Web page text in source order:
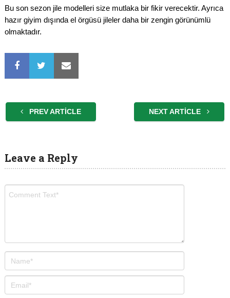
Bu son sezon jile modelleri size mutlaka bir fikir verecektir. Ayrıca
hazır giyim dışında el örgüsü jileler daha bir zengin görünümlü
olmaktadır.
PREV ARTICLE NEXT ARTICLE
Leave a Reply